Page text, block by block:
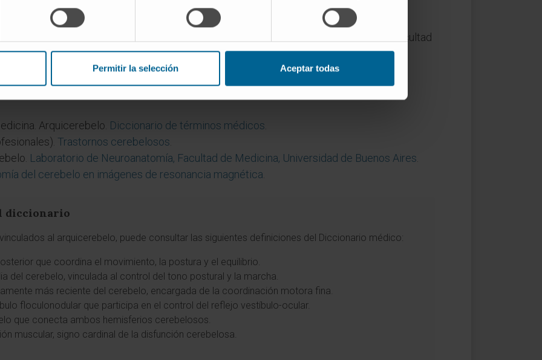
Permitir la selección Aceptar todas
el arquicerebelo?
es la
vestibular: inestabilidad postural con tendencia a la caída, nistagmo y dificultad
los movimientos de la cabeza. El signo de Romberg suele ser positivo. En niños, los
ciertos meduloblastomas) son una causa conocida de este cuadro.
Arquicerebelo. Diccionario de términos médicos
Trastornos cerebelosos
Laboratorio de Neuroanatomía, Facultad de Medicina, Universidad de Buenos Aires
del cerebelo en imágenes de resonancia magnética
diccionario
al arquicerebelo, puede consultar las siguientes definiciones del Diccionario médico:
que coordina el movimiento, la postura y el equilibrio.
del cerebelo, vinculada al control del tono postural y la marcha.
más reciente del cerebelo, encargada de la coordinación motora fina.
floculonodular que participa en el control del reflejo vestíbulo-ocular.
que conecta ambos hemisferios cerebelosos.
muscular, signo cardinal de la disfunción cerebelosa.